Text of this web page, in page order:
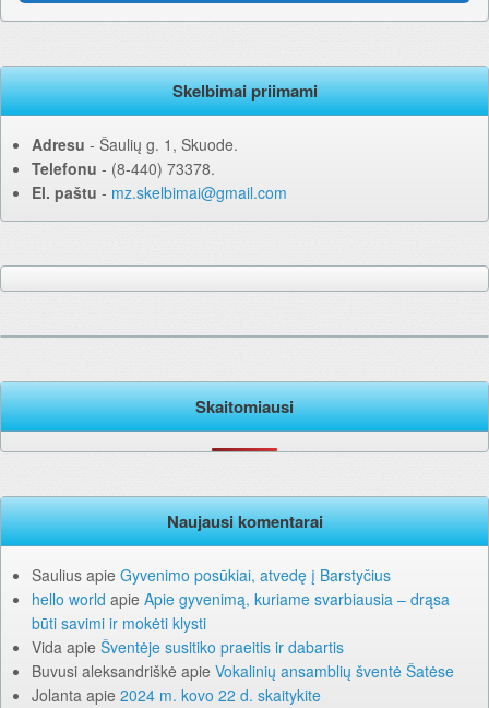
Skelbimai priimami
Adresu ‐ Šaulių g. 1, Skuode.
Telefonu ‐ (8-440) 73378.
El. paštu ‐ mz.skelbimai@gmail.com
Skaitomiausi
Naujausi komentarai
Saulius apie Gyvenimo posūkiai, atvedę į Barstyčius
hello world apie Apie gyvenimą, kuriame svarbiausia – drąsa
būti savimi ir mokėti klysti
Vida apie Šventėje susitiko praeitis ir dabartis
Buvusi aleksandriškė apie Vokalinių ansamblių šventė Šatėse
Jolanta apie 2024 m. kovo 22 d. skaitykite